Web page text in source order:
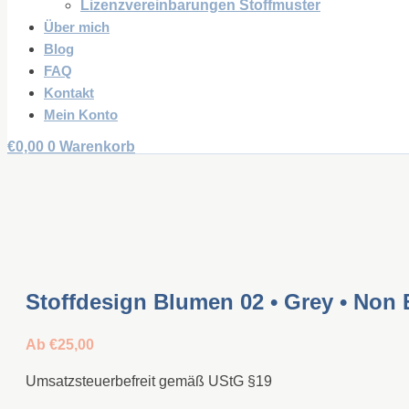
Lizenzvereinbarungen Stoffmuster
Über mich
Blog
FAQ
Kontakt
Mein Konto
€0,00 0 Warenkorb
Stoffdesign Blumen 02 • Grey • Non
Ab €25,00
Umsatzsteuerbefreit gemäß UStG §19